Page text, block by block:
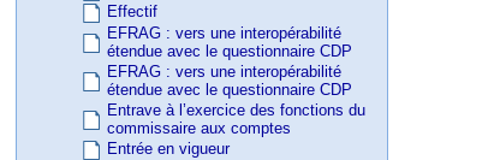
Effectif
EFRAG : vers une interopérabilité
étendue avec le questionnaire CDP
EFRAG : vers une interopérabilité
étendue avec le questionnaire CDP
Entrave à l’exercice des fonctions du
commissaire aux comptes
Entrée en vigueur